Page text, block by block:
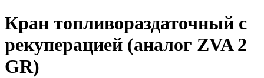
Кран топливораздаточный с
рекуперацией (аналог ZVA 2
GR)